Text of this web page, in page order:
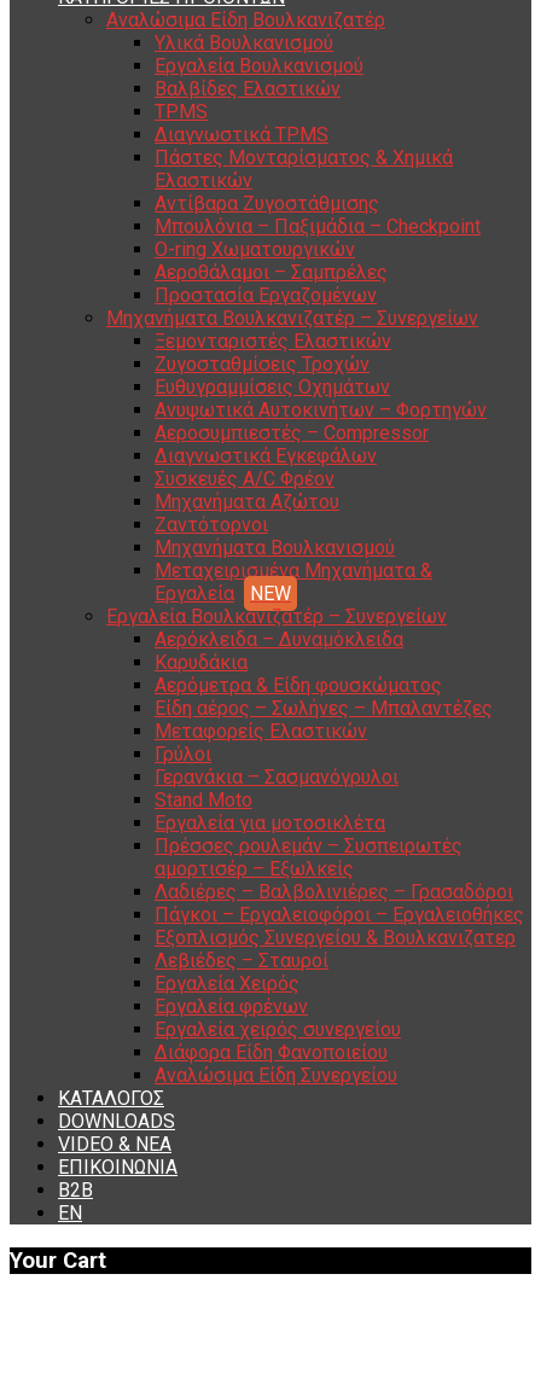
Αναλώσιμα Είδη Βουλκανιζατέρ
Υλικά Βουλκανισμού
Εργαλεία Βουλκανισμού
Βαλβίδες Ελαστικών
TPMS
Διαγνωστικά TPMS
Πάστες Μονταρίσματος & Χημικά
Ελαστικών
Αντίβαρα Ζυγοστάθμισης
Μπουλόνια – Παξιμάδια – Checkpoint
O-ring Χωματουργικών
Αεροθάλαμοι – Σαμπρέλες
Προστασία Εργαζομένων
Μηχανήματα Βουλκανιζατέρ – Συνεργείων
Ξεμονταριστές Ελαστικών
Ζυγοσταθμίσεις Τροχών
Ευθυγραμμίσεις Οχημάτων
Ανυψωτικά Αυτοκινήτων – Φορτηγών
Αεροσυμπιεστές – Compressor
Διαγνωστικά Εγκεφάλων
Συσκευές A/C Φρέον
Μηχανήματα Αζώτου
Ζαντότορνοι
Μηχανήματα Βουλκανισμού
Μεταχειρισμένα Μηχανήματα &
Εργαλεία
Εργαλεία Βουλκανιζατέρ – Συνεργείων
Αερόκλειδα – Δυναμόκλειδα
Καρυδάκια
Αερόμετρα & Είδη φουσκώματος
Είδη αέρος – Σωλήνες – Μπαλαντέζες
Μεταφορείς Ελαστικών
Γρύλοι
Γερανάκια – Σασμανόγρυλοι
Stand Moto
Εργαλεία για μοτοσικλέτα
Πρέσσες ρουλεμάν – Συσπειρωτές
αμορτισέρ – Εξωλκείς
Λαδιέρες – Βαλβολινιέρες – Γρασαδόροι
Πάγκοι – Εργαλειοφόροι – Εργαλειοθήκες
Εξοπλισμός Συνεργείου & Βουλκανιζατερ
Λεβιέδες – Σταυροί
Εργαλεία Χειρός
Εργαλεία φρένων
Εργαλεία χειρός συνεργείου
Διάφορα Είδη Φανοποιείου
Αναλώσιμα Είδη Συνεργείου
ΚΑΤΑΛΟΓΟΣ
DOWNLOADS
VIDEO & ΝΕΑ
ΕΠΙΚΟΙΝΩΝΙΑ
B2B
ΕΝ
Your Cart